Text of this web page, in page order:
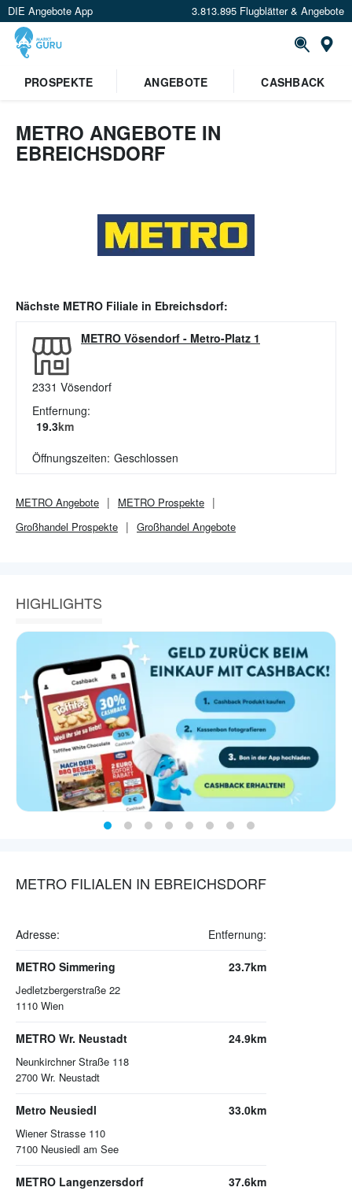
DIE Angebote App 3.813.895 Flugblätter & Angebote
PROSPEKTE
ANGEBOTE CASHBACK
METRO ANGEBOTE IN
EBREICHSDORF
Nächste METRO Filiale in Ebreichsdorf:
METRO Vösendorf - Metro-Platz 1
2331 Vösendorf
Entfernung:
19.3km
Öffnungszeiten: Geschlossen
METRO Angebote METRO Prospekte
Großhandel Prospekte Großhandel Angebote
HIGHLIGHTS
METRO FILIALEN IN EBREICHSDORF
Adresse: Entfernung:
METRO Simmering
Jedletzbergerstraße 22
1110 Wien
23.7km
METRO Wr. Neustadt
Neunkirchner Straße 118
2700 Wr. Neustadt
24.9km
Metro Neusiedl
Wiener Strasse 110
7100 Neusiedl am See
33.0km
METRO Langenzersdorf 37.6km